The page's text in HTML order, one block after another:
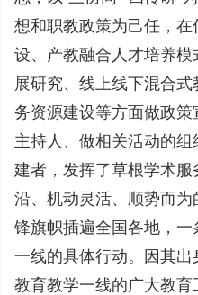
想和职教政策为己任，
设、产教融合人才培养
展研究、线上线下混合
务资源建设等方面做政
主持人、做相关活动的
建者，发挥了草根学术
沿、机动灵活、顺势而
锋旗帜插遍全国各地，
一线的具体行动。因其
教育教学一线的广大教